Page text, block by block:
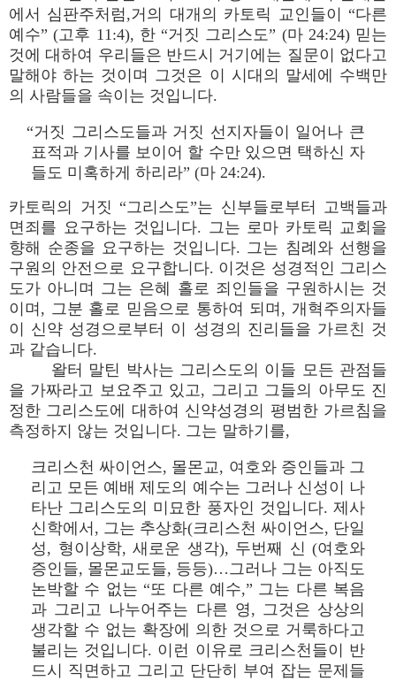
에서 심판주처럼,거의 대개의 카토릭 교인들이 “다른
예수” (고후 11:4), 한 “거짓 그리스도” (마 24:24) 믿는
것에 대하여 우리들은 반드시 거기에는 질문이 없다고
말해야 하는 것이며 그것은 이 시대의 말세에 수백만
의 사람들을 속이는 것입니다.
“거짓 그리스도들과 거짓 선지자들이 일어나 큰
표적과 기사를 보이어 할 수만 있으면 택하신 자
들도 미혹하게 하리라” (마 24:24).
카토릭의 거짓 “그리스도”는 신부들로부터 고백들과
면죄를 요구하는 것입니다. 그는 로마 카토릭 교회을
향해 순종을 요구하는 것입니다. 그는 침례와 선행을
구원의 안전으로 요구합니다. 이것은 성경적인 그리스
도가 아니며 그는 은혜 홀로 죄인들을 구원하시는 것
이며, 그분 홀로 믿음으로 통하여 되며, 개혁주의자들
이 신약 성경으로부터 이 성경의 진리들을 가르친 것
과 같습니다.
왈터 말틴 박사는 그리스도의 이들 모든 관점들
을 가짜라고 보요주고 있고, 그리고 그들의 아무도 진
정한 그리스도에 대하여 신약성경의 평범한 가르침을
측정하지 않는 것입니다. 그는 말하기를,
크리스천 싸이언스, 몰몬교, 여호와 증인들과 그
리고 모든 예배 제도의 예수는 그러나 신성이 나
타난 그리스도의 미묘한 풍자인 것입니다. 제사
신학에서, 그는 추상화(크리스천 싸이언스, 단일
성, 형이상학, 새로운 생각), 두번째 신 (여호와
증인들, 몰몬교도들, 등등)…그러나 그는 아직도
논박할 수 없는 “또 다른 예수,” 그는 다른 복음
과 그리고 나누어주는 다른 영, 그것은 상상의
생각할 수 없는 확장에 의한 것으로 거룩하다고
불리는 것입니다. 이런 이유로 크리스천들이 반
드시 직면하고 그리고 단단히 부여 잡는 문제들